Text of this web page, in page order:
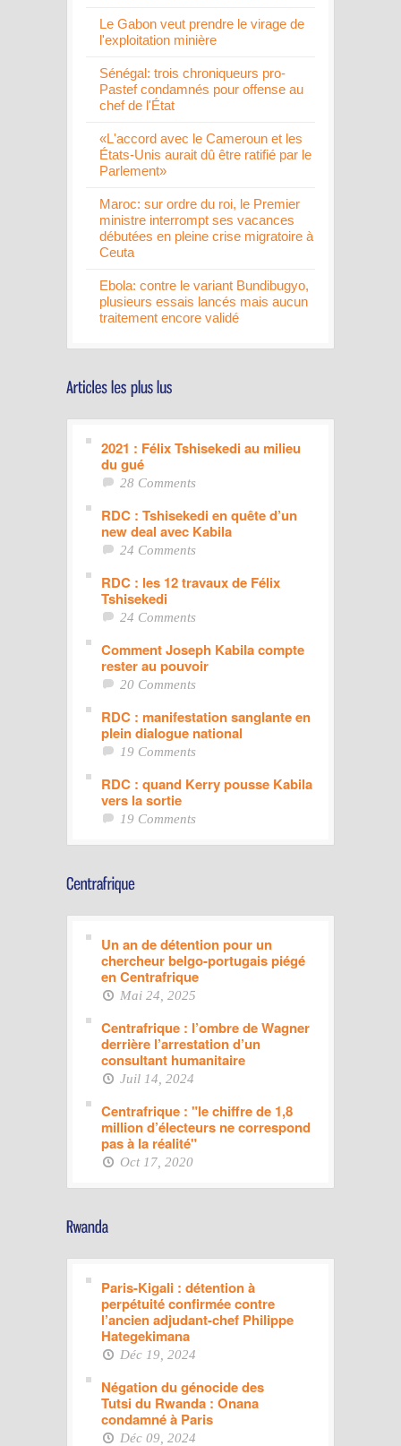
Le Gabon veut prendre le virage de
l'exploitation minière
Sénégal: trois chroniqueurs pro-
Pastef condamnés pour offense au
chef de l'État
«L'accord avec le Cameroun et les
États-Unis aurait dû être ratifié par le
Parlement»
Maroc: sur ordre du roi, le Premier
ministre interrompt ses vacances
débutées en pleine crise migratoire à
Ceuta
Ebola: contre le variant Bundibugyo,
plusieurs essais lancés mais aucun
traitement encore validé
2021 : Félix Tshisekedi au milieu
du gué
28 Comments
RDC : Tshisekedi en quête d’un
new deal avec Kabila
24 Comments
RDC : les 12 travaux de Félix
Tshisekedi
24 Comments
Comment Joseph Kabila compte
rester au pouvoir
20 Comments
RDC : manifestation sanglante en
plein dialogue national
19 Comments
RDC : quand Kerry pousse Kabila
vers la sortie
19 Comments
Un an de détention pour un
chercheur belgo-portugais piégé
en Centrafrique
Mai 24, 2025
Centrafrique : l’ombre de Wagner
derrière l’arrestation d’un
consultant humanitaire
Juil 14, 2024
Centrafrique : "le chiffre de 1,8
million d’électeurs ne correspond
pas à la réalité"
Oct 17, 2020
Paris-Kigali : détention à
perpétuité confirmée contre
l’ancien adjudant-chef Philippe
Hategekimana
Déc 19, 2024
Négation du génocide des
Tutsi du Rwanda : Onana
condamné à Paris
Déc 09, 2024